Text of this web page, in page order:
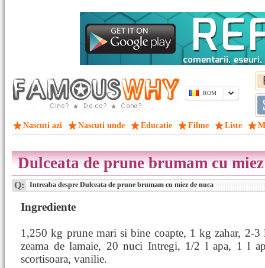
ROM
Nascuti azi Nascuti unde Educatie Filme Liste
Dulceata de prune brumam cu
Q: Intreaba despre Dulceata de prune brumam cu miez de nuca
Ingrediente
1,250 kg prune mari si bine coapte, 1 kg zahar, 2-
zeama de lamaie, 20 nuci Intregi, 1/2 l apa, 1 l
scortisoara, vanilie.